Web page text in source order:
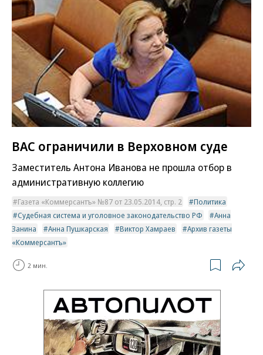
ВАС ограничили в Верховном суде
Заместитель Антона Иванова не прошла отбор в
административную коллегию
Газета «Коммерсантъ» №87 от 23.05.2014, стр. 2
Политика
Судебная система и уголовное законодательство РФ
Анна
Занина
Анна Пушкарская Виктор Хамраев
Архив газеты
«Коммерсантъ»
2 мин.